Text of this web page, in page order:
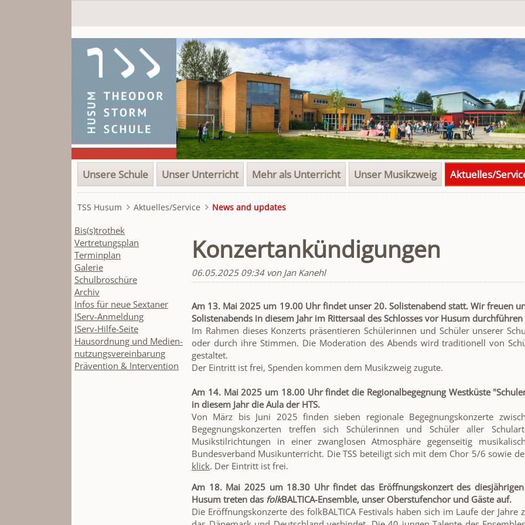
Navigation
überspringen
Unsere Schule Unser Unterricht Mehr als Unterricht Unser Musikzweig Aktuelles/
TSS Husum Aktuelles/Service News and updates
Konzertankündigungen
06.05.2025 09:34von Jan Kanehl
Am 13. Mai 2025 um 19.00 Uhr findet unser20. Solistenabend statt. Wir freuen
Solistenabends in diesem Jahr im Rittersaal des Schlosses vor Husum
Im Rahmen dieses Konzerts präsentieren Schülerinnen und Schüler unserer
oder durch ihre Stimmen. Die Moderation des Abends wird traditionell von
gestaltet.
Der Eintritt ist frei, Spenden kommen dem Musikzweig zugute.
Am 14. Mai 2025 um 18.00 Uhr findet die Regionalbegegnung Westküste
in diesem Jahr die Aula der HTS.
Von März bis Juni 2025 finden sieben regionale Begegnungskonzerte
Begegnungskonzerten treffen sich Schülerinnen und Schüler aller
Musikstilrichtungen in einer zwanglosen Atmosphäre gegenseitig
Bundesverband Musikunterricht. Die TSS beteiligt sich mit dem Chor 5/6 sowie
klick. Der Eintritt ist frei.
Am 18. Mai 2025 um 18.30 Uhr findet das Eröffnungskonzert des diesjährigen
Husum treten das folkBALTICA-Ensemble, unser Oberstufenchor und Gäste auf.
Die Eröffnungskonzerte des folkBALTICA Festivals haben sich im Laufe der
Navigation
überspringen
Bis(s)trothek
Vertretungsplan
Terminplan
Galerie
Schulbroschüre
Archiv
Infos für neue Sextaner
IServ-Anmeldung
IServ-Hilfe-Seite
Hausordnung und Medien-
nutzungsvereinbarung
Prävention & Intervention